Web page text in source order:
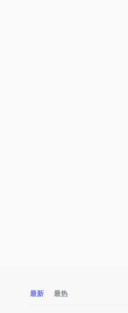
最新 最热